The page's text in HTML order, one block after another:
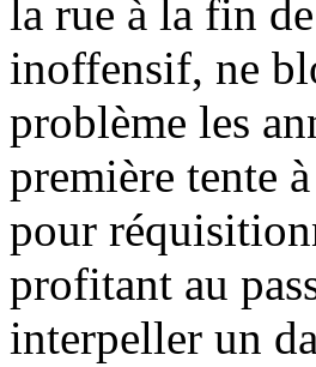
la rue à la fin
inoffensif, ne
problème les
première tente
pour
profitant au
interpeller un